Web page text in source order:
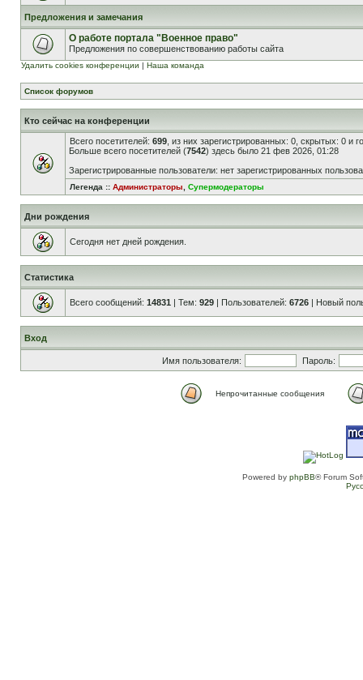
Предложения и замечания
О работе портала "Военное право"
Предложения по совершенствованию работы сайта
Удалить cookies конференции | Наша команда
Список форумов
Кто сейчас на конференции
Всего посетителей: 699 , из них зарегистрированных: 0, скрытых: 0 и
Больше всего посетителей (7542) здесь было 21 фев 2026, 01:28
Зарегистрированные пользователи: нет зарегистрированных
Легенда :: Администраторы Супермодераторы
Дни рождения
Сегодня нет дней рождения.
Статистика
Всего сообщений: 14831 | Тем: 929 | Пользователей: 6726 | Новый
Вход
Имя пользователя: Пароль:
Непрочитанные сообщения
Powered by phpBB® Forum